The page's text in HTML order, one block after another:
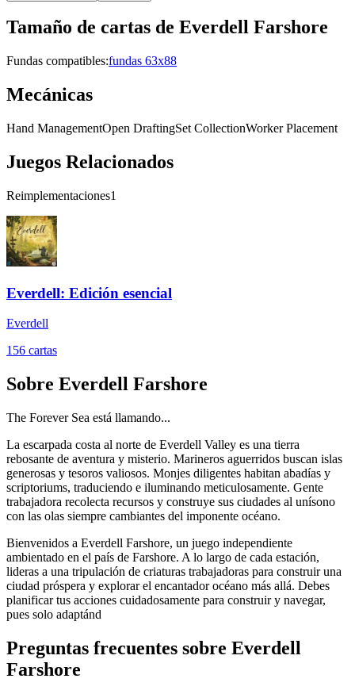
Tamaño de cartas de Everdell Farshore
Fundas compatibles:fundas 63x88
Mecánicas
Hand ManagementOpen DraftingSet CollectionWorker Placement
Juegos Relacionados
Reimplementaciones1
Everdell: Edición esencial
Everdell
156 cartas
Sobre Everdell Farshore
The Forever Sea está llamando...
La escarpada costa al norte de Everdell Valley es una tierra
rebosante de aventura y misterio. Marineros aguerridos buscan islas
generosas y tesoros valiosos. Monjes diligentes habitan abadías y
scriptoriums, traduciendo e iluminando meticulosamente. Gente
trabajadora recolecta recursos y construye sus ciudades al unísono
con las olas siempre cambiantes del imponente océano.
Bienvenidos a Everdell Farshore, un juego independiente
ambientado en el país de Farshore. A lo largo de cada estación,
lideras a una tripulación de criaturas trabajadoras para construir una
ciudad próspera y explorar el encantador océano más allá. Debes
planificar tus acciones cuidadosamente para construir y navegar,
pues solo adaptánd
Preguntas frecuentes sobre Everdell
Farshore